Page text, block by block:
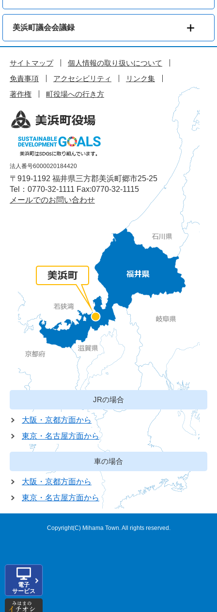
美浜町議会会議録
サイトマップ
個人情報の取り扱いについて
免責事項
アクセシビリティ
リンク集
著作権
町役場への行き方
法人番号6000020184420
〒919-1192 福井県三方郡美浜町郷市25-25
Tel：0770-32-1111 Fax:0770-32-1115
メールでのお問い合わせ
電子
サービス
JRの場合
大阪・京都方面から
東京・名古屋方面から
車の場合
大阪・京都方面から
東京・名古屋方面から
Copyright(C) Mihama Town. All rights reserved.